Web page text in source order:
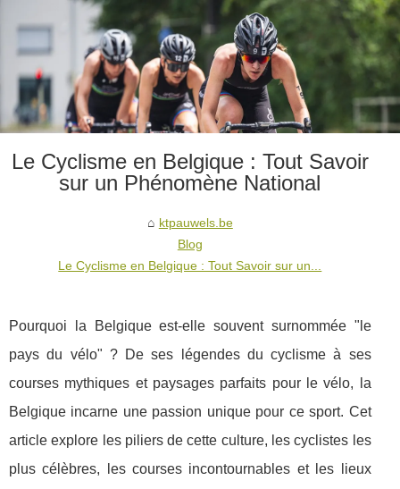
Le Cyclisme en Belgique : Tout Savoir
sur un Phénomène National
ktpauwels.be
Blog
Le Cyclisme en Belgique : Tout Savoir sur un...
Pourquoi la Belgique est-elle souvent surnommée "le
pays du vélo" ? De ses légendes du cyclisme à ses
courses mythiques et paysages parfaits pour le vélo, la
Belgique incarne une passion unique pour ce sport. Cet
article explore les piliers de cette culture, les cyclistes les
plus célèbres, les courses incontournables et les lieux